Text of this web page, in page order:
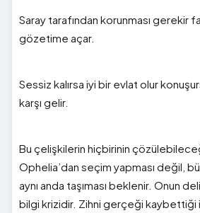
Saray tarafından korunması gerekir
gözetime açar.
Sessiz kalırsa iyi bir evlat olur
karşı gelir.
Bu çelişkilerin hiçbirinin
Ophelia’dan seçim yapması değil,
aynı anda taşıması beklenir. Onun
bilgi krizidir. Zihni gerçeği kaybettiği